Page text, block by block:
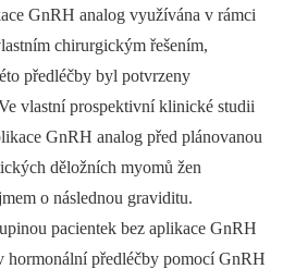
GnRH analog využívána v rámci
chirurgickým řešením,
předléčby byl potvrzeny
vlastní prospektivní klinické studii
GnRH analog před plánovanou
děložních myomů žen
o následnou graviditu.
pacientek bez aplikace GnRH
hormonální předléčby pomocí GnRH